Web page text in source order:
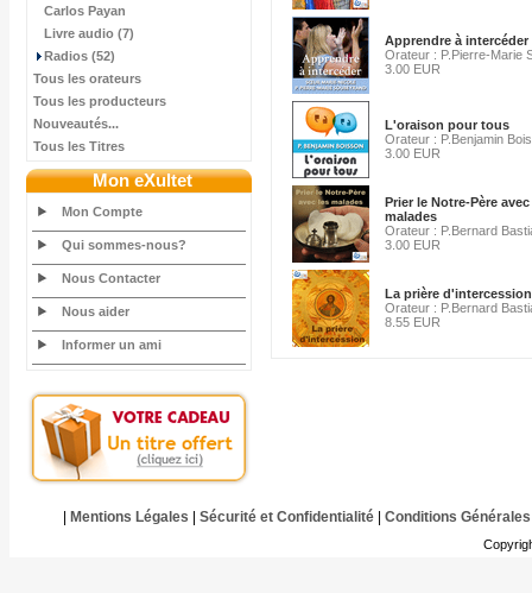
Carlos Payan
Livre audio (7)
Radios (52)
Tous les orateurs
Tous les producteurs
Nouveautés...
Tous les Titres
Mon eXultet
Mon Compte
Qui sommes-nous?
Nous Contacter
Nous aider
Informer un ami
Apprendre à intercéder
Orateur : P.Pierre-Marie
3.00 EUR
L'oraison pour tous
Orateur : P.Benjamin
3.00 EUR
Prier le Notre-Père
malades
Orateur : P.Bernard
3.00 EUR
La prière d'intercession
Orateur : P.Bernard
8.55 EUR
Mentions Légales Sécurité et Confidentialité| Conditions Générales